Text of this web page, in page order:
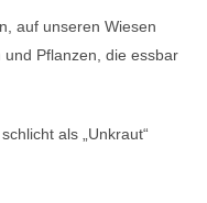
auf unseren Wiesen
Pflanzen, die essbar
als „Unkraut“